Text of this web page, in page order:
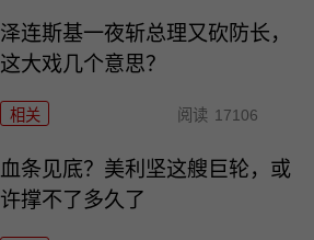
泽连斯基一夜斩总理又砍防长，
这大戏几个意思？
相关 阅读 17106
血条见底？美利坚这艘巨轮，或
许撑不了多久了